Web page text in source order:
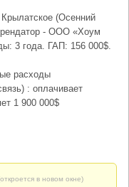
(Осенний
- ООО «Хоум
3 года. ГАП: 156 000$.
расходы
: оплачивает
1 900 000$
в новом окне)